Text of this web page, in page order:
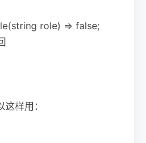
role) => false;
样用：